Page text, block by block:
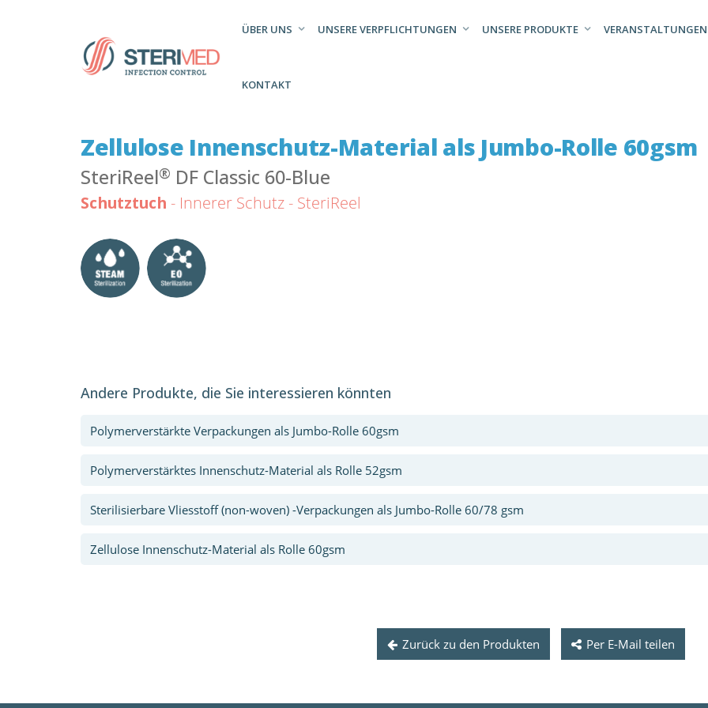
ÜBER UNS UNSERE VERPFLICHTUNGEN UNSERE PRODUKTE VERANSTALTUNGEN
KONTAKT
Zellulose Innenschutz-Material als Jumbo-Rolle 60gsm
SteriReel® DF Classic 60-Blue
Schutztuch - Innerer Schutz - SteriReel
Andere Produkte, die Sie interessieren könnten
Polymerverstärkte Verpackungen als Jumbo-Rolle 60gsm
Polymerverstärktes Innenschutz-Material als Rolle 52gsm
Sterilisierbare Vliesstoff (non-woven) -Verpackungen als Jumbo-Rolle 60/78 gsm
Zellulose Innenschutz-Material als Rolle 60gsm
Zurück zu den Produkten Per E-Mail teilen